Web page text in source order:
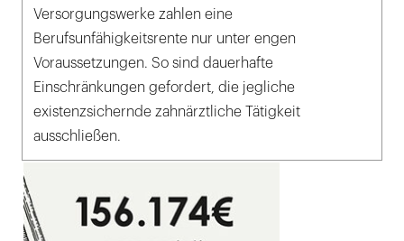
Versorgungswerke zahlen eine
Berufsunfähigkeitsrente nur unter engen
Voraussetzungen. So sind dauerhafte
Einschränkungen gefordert, die jegliche
existenzsichernde zahnärztliche Tätigkeit
ausschließen.